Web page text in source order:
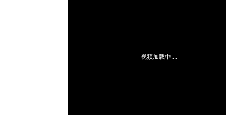
视频加载中....